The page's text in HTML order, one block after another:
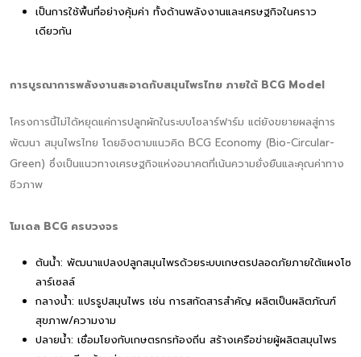
เป็นการใช้พื้นที่อย่างคุ้มค่า ทั้งด้านพลังงานและเศรษฐกิจในคราว
เดียวกัน
การบูรณาการพลังงานสะอาดกับสมุนไพรไทย ภายใต้ BCG Model
โครงการนี้ไม่ได้หยุดแค่การปลูกผักในระบบโซลาร์ฟาร์ม แต่ยังขยายผลสู่การ
พัฒนา สมุนไพรไทย โดยอิงตามแนวคิด BCG Economy (Bio-Circular-
Green) ซึ่งเป็นแนวทางเศรษฐกิจแห่งอนาคตที่เน้นความยั่งยืนและคุณค่าทาง
ชีวภาพ
โมเดล BCG ครบวงจร
ต้นน้ำ: พัฒนาแปลงปลูกสมุนไพรด้วยระบบเกษตรปลอดภัยภายใต้แผงโซ
ลาร์เซลล์
กลางน้ำ: แปรรูปสมุนไพร เช่น การสกัดสารสำคัญ ผลิตเป็นผลิตภัณฑ์
สุขภาพ/ความงาม
ปลายน้ำ: เชื่อมโยงกับเกษตรกรท้องถิ่น สร้างเครือข่ายผู้ผลิตสมุนไพร